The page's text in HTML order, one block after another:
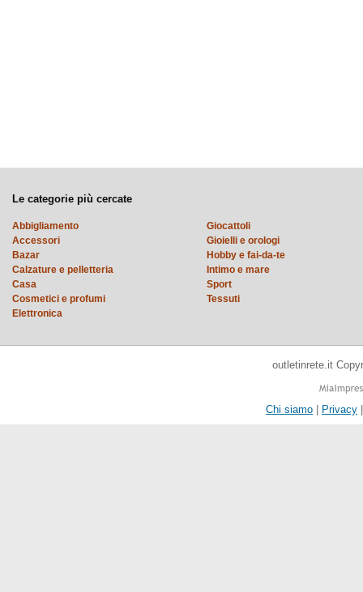
Le categorie più cercate
Abbigliamento
Accessori
Bazar
Calzature e pelletteria
Casa
Cosmetici e profumi
Elettronica
Giocattoli
Gioielli e orologi
Hobby e fai-da-te
Intimo e mare
Sport
Tessuti
outletinrete.it
Chi siamo | Privacy